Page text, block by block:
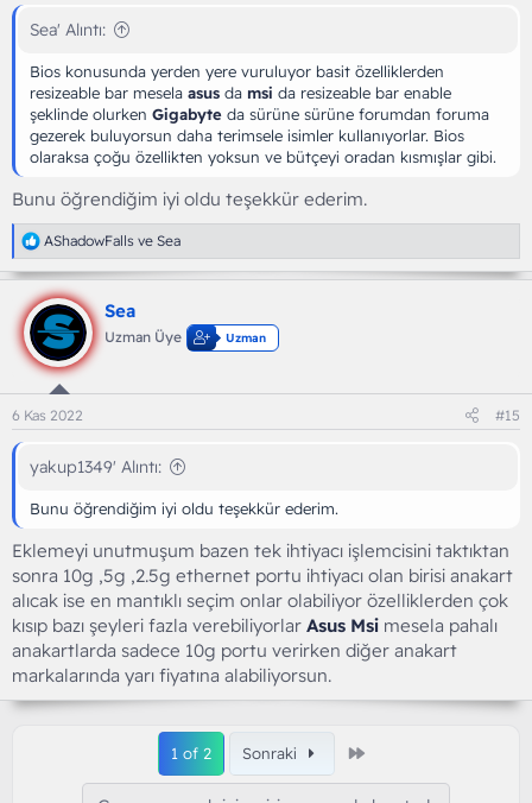
Sea' Alıntı:
Bios konusunda yerden yere vuruluyor basit özelliklerden
resizeable bar mesela asus da msi da resizeable bar enable
şeklinde olurken Gigabyte da sürüne sürüne forumdan foruma
gezerek buluyorsun daha terimsele isimler kullanıyorlar. Bios
olaraksa çoğu özellikten yoksun ve bütçeyi oradan kısmışlar gibi.
Bunu öğrendiğim iyi oldu teşekkür ederim.
T
e
p
k
i
l
e
r
:
AShadowFalls ve Sea
Sea
Uzman Üye Uzman
6 Kas 2022 #15
yakup1349' Alıntı:
Bunu öğrendiğim iyi oldu teşekkür ederim.
Eklemeyi unutmuşum bazen tek ihtiyacı işlemcisini taktıktan
sonra 10g ,5g ,2.5g ethernet portu ihtiyacı olan birisi anakart
alıcak ise en mantıklı seçim onlar olabiliyor özelliklerden çok
kısıp bazı şeyleri fazla verebiliyorlar Asus Msi mesela pahalı
anakartlarda sadece 10g portu verirken diğer anakart
markalarında yarı fiyatına alabiliyorsun.
1 of 2 Sonraki